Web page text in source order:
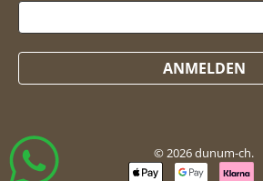
ANMELDEN
© 2026dunum-ch.